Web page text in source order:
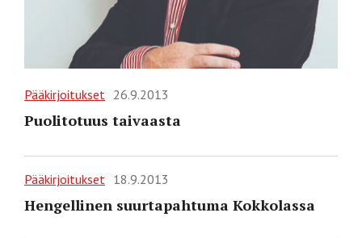
Pääkirjoitukset 26.9.2013
Puolitotuus taivaasta
Pääkirjoitukset 18.9.2013
Hengellinen suurtapahtuma Kokkolassa